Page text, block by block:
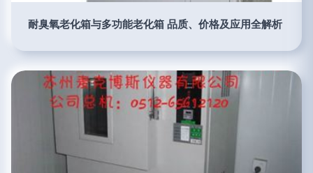
耐臭氧老化箱与多功能老化箱 品质、价格及应用全解析